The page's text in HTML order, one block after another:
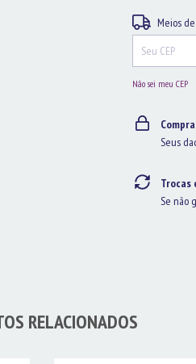
Entregas para
Meios
Não sei meu CEP
Seus
Trocas
Se não
RELACIONADOS